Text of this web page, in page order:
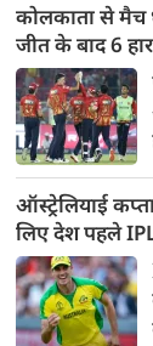
कोलकाता से मैच
जीत के बाद 6 हार
ऑस्ट्रेलियाई
लिए देश पहले